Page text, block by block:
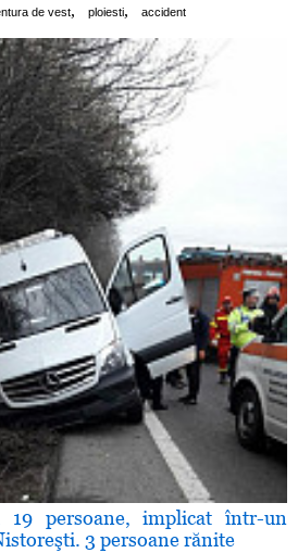
de vest, ploiesti, accident
19 persoane, implicat într-un
3 persoane rănite